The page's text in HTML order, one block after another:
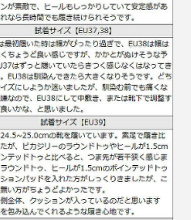
。パンプスにはメイクアッ
す！